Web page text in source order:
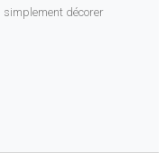
simplement décorer